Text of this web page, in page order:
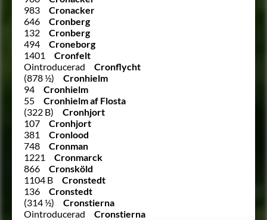
983
Cronacker
646
Cronberg
132
Cronberg
494
Croneborg
1401
Cronfelt
Ointroducerad
Cronflycht
(878 ½)
Cronhielm
94
Cronhielm
55
Cronhielm af Flosta
(322 B)
Cronhjort
107
Cronhjort
381
Cronlood
748
Cronman
1221
Cronmarck
866
Cronsköld
1104 B
Cronstedt
136
Cronstedt
(314 ½)
Cronstierna
Ointroducerad
Cronstierna